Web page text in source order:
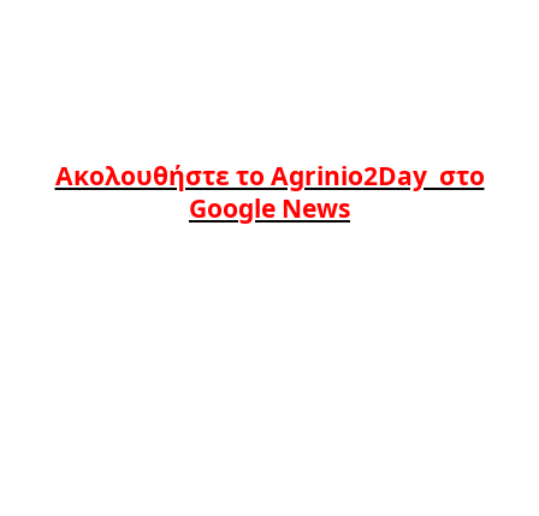
Ακολουθήστε το Agrinio2Day στο
Google News